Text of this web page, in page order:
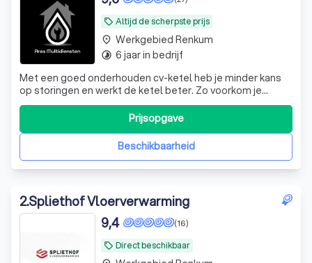
local_offer Altijd de scherpste prijs
Met een goed onderhouden cv-ketel heb je minder kans
op storingen en werkt de ketel beter. Zo voorkom je
problemen met garantie op de ketel en onderdelen. De
fabrikant schrijft voor hoe vaak een ketel onderhouden
moet worden. Dit kan wisselen van elk jaar tot elke 2 of 3
jaar. Zo'n voorschrift vanBeschikbaarheid
Prijsopgave
place Werkgebied Renkum
timelapse 6 jaar in bedrijf
2.Spliethof Vloerverwarming
local_offer Direct beschikbaar
(16)
9,4